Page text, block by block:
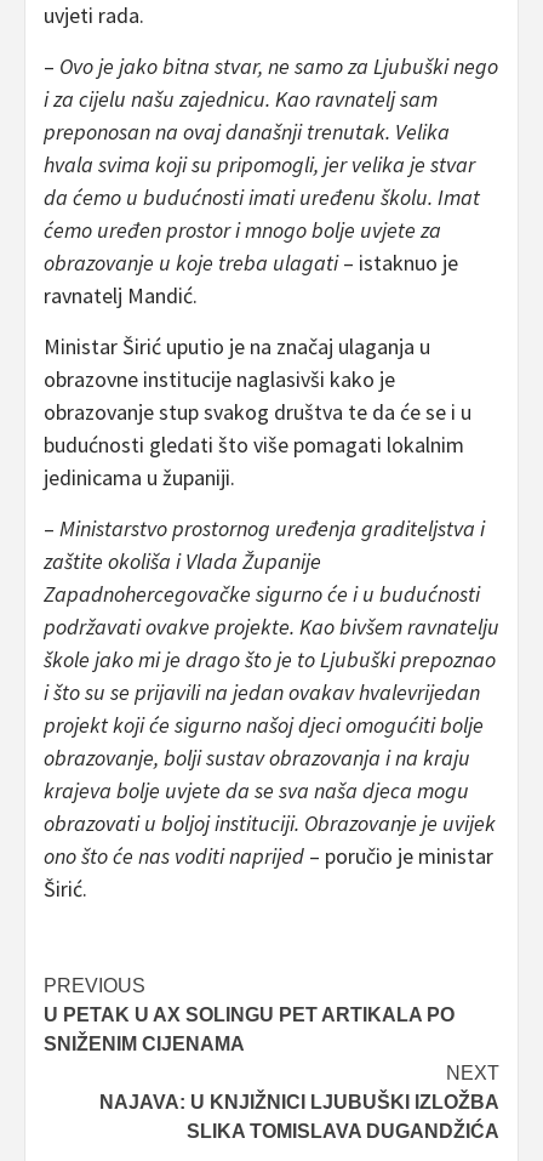
uvjeti rada.
– Ovo je jako bitna stvar, ne samo za Ljubuški nego
i za cijelu našu zajednicu. Kao ravnatelj sam
preponosan na ovaj današnji trenutak. Velika
hvala svima koji su pripomogli, jer velika je stvar
da ćemo u budućnosti imati uređenu školu. Imat
ćemo uređen prostor i mnogo bolje uvjete za
obrazovanje u koje treba ulagati– istaknuo je
ravnatelj Mandić.
Ministar Širić uputio je na značaj ulaganja u
obrazovne institucije naglasivši kako je
obrazovanje stup svakog društva te da će se i u
budućnosti gledati što više pomagati lokalnim
jedinicama u županiji.
– Ministarstvo prostornog uređenja graditeljstva i
zaštite okoliša i Vlada Županije
Zapadnohercegovačke sigurno će i u budućnosti
podržavati ovakve projekte. Kao bivšem ravnatelju
škole jako mi je drago što je to Ljubuški prepoznao
i što su se prijavili na jedan ovakav hvalevrijedan
projekt koji će sigurno našoj djeci omogućiti bolje
obrazovanje, bolji sustav obrazovanja i na kraju
krajeva bolje uvjete da se sva naša djeca mogu
obrazovati u boljoj instituciji. Obrazovanje je uvijek
ono što će nas voditi naprijed – poručio je ministar
Širić.
Post
navigation
PREVIOUS
U PETAK U AX SOLINGU PET ARTIKALA PO
SNIŽENIM CIJENAMA
NEXT
NAJAVA: U KNJIŽNICI LJUBUŠKI IZLOŽBA
SLIKA TOMISLAVA DUGANDŽIĆA